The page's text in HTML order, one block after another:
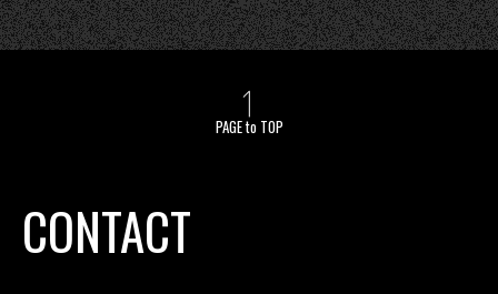
PAGE to TOP
CONTACT